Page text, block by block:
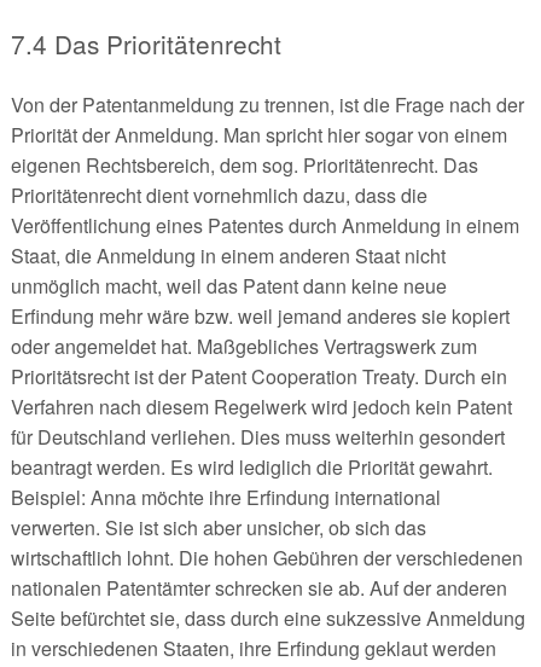
7.4 Das Prioritätenrecht
Von der Patentanmeldung zu trennen, ist die Frage nach der
Priorität der Anmeldung. Man spricht hier sogar von einem
eigenen Rechtsbereich, dem sog. Prioritätenrecht. Das
Prioritätenrecht dient vornehmlich dazu, dass die
Veröffentlichung eines Patentes durch Anmeldung in einem
Staat, die Anmeldung in einem anderen Staat nicht
unmöglich macht, weil das Patent dann keine neue
Erfindung mehr wäre bzw. weil jemand anderes sie kopiert
oder angemeldet hat. Maßgebliches Vertragswerk zum
Prioritätsrecht ist der Patent Cooperation Treaty. Durch ein
Verfahren nach diesem Regelwerk wird jedoch kein Patent
für Deutschland verliehen. Dies muss weiterhin gesondert
beantragt werden. Es wird lediglich die Priorität gewahrt.
Beispiel: Anna möchte ihre Erfindung international
verwerten. Sie ist sich aber unsicher, ob sich das
wirtschaftlich lohnt. Die hohen Gebühren der verschiedenen
nationalen Patentämter schrecken sie ab. Auf der anderen
Seite befürchtet sie, dass durch eine sukzessive Anmeldung
in verschiedenen Staaten, ihre Erfindung geklaut werden